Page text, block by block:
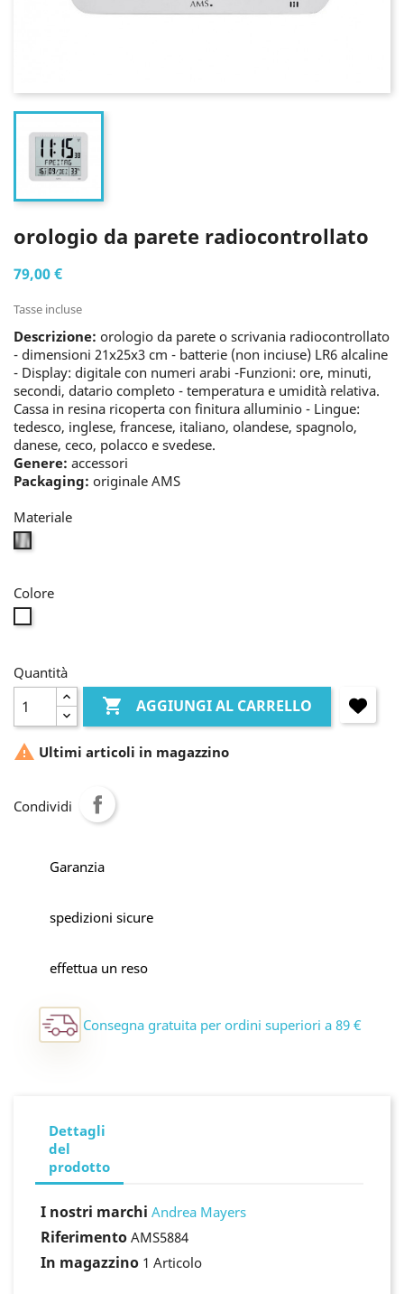
orologio da parete radiocontrollato
79,00 €
Tasse incluse
Descrizione: orologio da parete o scrivania radiocontrollato
- dimensioni 21x25x3 cm - batterie (non inciuse) LR6 alcaline
- Display: digitale con numeri arabi -Funzioni: ore, minuti,
secondi, datario completo - temperatura e umidità relativa.
Cassa in resina ricoperta con finitura alluminio - Lingue:
tedesco, inglese, francese, italiano, olandese, spagnolo,
danese, ceco, polacco e svedese.
Genere: accessori
Packaging: originale AMS
Materiale
bianco
Colore
Quantità
 AGGIUNGI AL CARRELLO
 Ultimi articoli in magazzino
Condividi
Garanzia
spedizioni sicure
effettua un reso
Consegna gratuita per ordini superiori a 89 €
Dettagli
del
prodotto
I nostri marchi Andrea Mayers
Riferimento AMS5884
In magazzino 1 Articolo
Accedi